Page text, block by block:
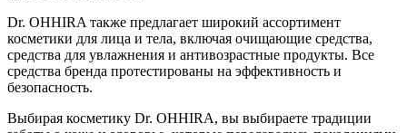
Dr. OHHIRA также предлагает широкий ассортимент
косметики для лица и тела, включая очищающие средства,
средства для увлажнения и антивозрастные продукты. Все
средства бренда протестированы на эффективность и
безопасность.
Выбирая косметику Dr. OHHIRA, вы выбираете традиции